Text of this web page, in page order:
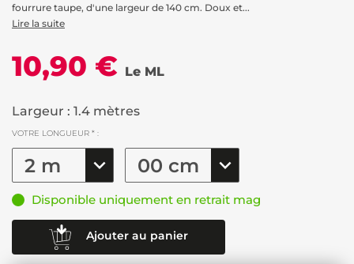
fourrure taupe, d'une largeur de 140 cm. Doux et...
Lire la suite
10,90 € Le ML
Largeur : 1.4 mètres
VOTRE LONGUEUR * :
Disponible uniquement en retrait mag
Ajouter au panier